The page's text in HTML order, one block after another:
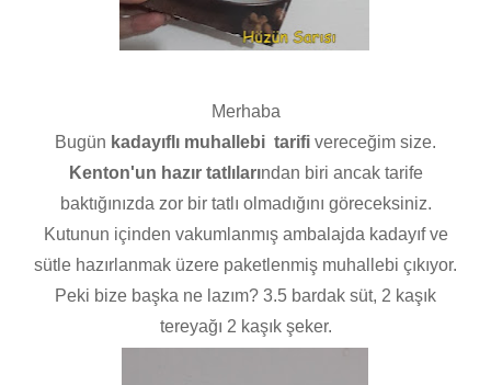
Merhaba
Bugün kadayıflı muhallebi tarifi vereceğim size.
Kenton'un hazır tatlılarından biri ancak tarife
baktığınızda zor bir tatlı olmadığını göreceksiniz.
Kutunun içinden vakumlanmış ambalajda kadayıf ve
sütle hazırlanmak üzere paketlenmiş muhallebi çıkıyor.
Peki bize başka ne lazım? 3.5 bardak süt, 2 kaşık
tereyağı 2 kaşık şeker.